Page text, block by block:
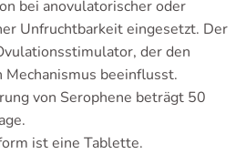
bei anovulatorischer oder
Unfruchtbarkeit eingesetzt. Der
der den
Mechanismus beeinflusst.
von Serophene beträgt 50
ist eine Tablette.